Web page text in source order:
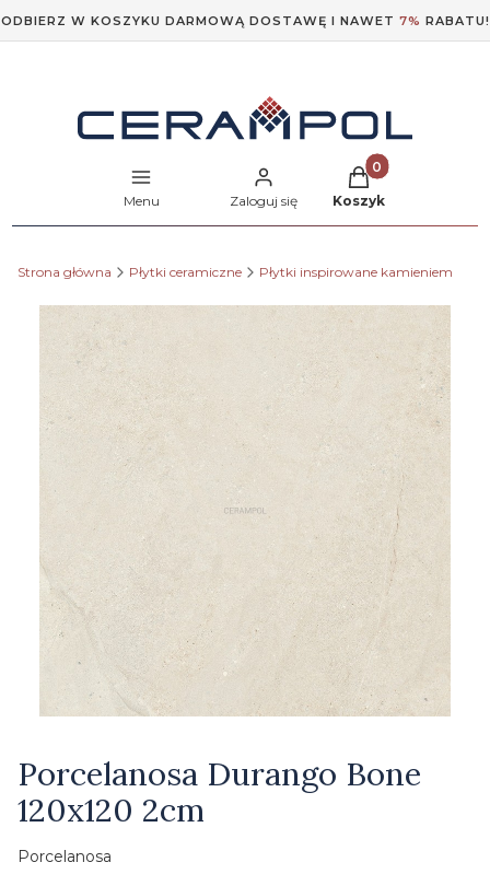
ODBIERZ W KOSZYKU DARMOWĄ DOSTAWĘ I NAWET 7% RABATU!
Menu Zaloguj się
Produkty w
Koszyk
Strona główna Płytki ceramiczne Płytki inspirowane kamieniem
Porcelanosa Durango Bone
120x120 2cm
Porcelanosa